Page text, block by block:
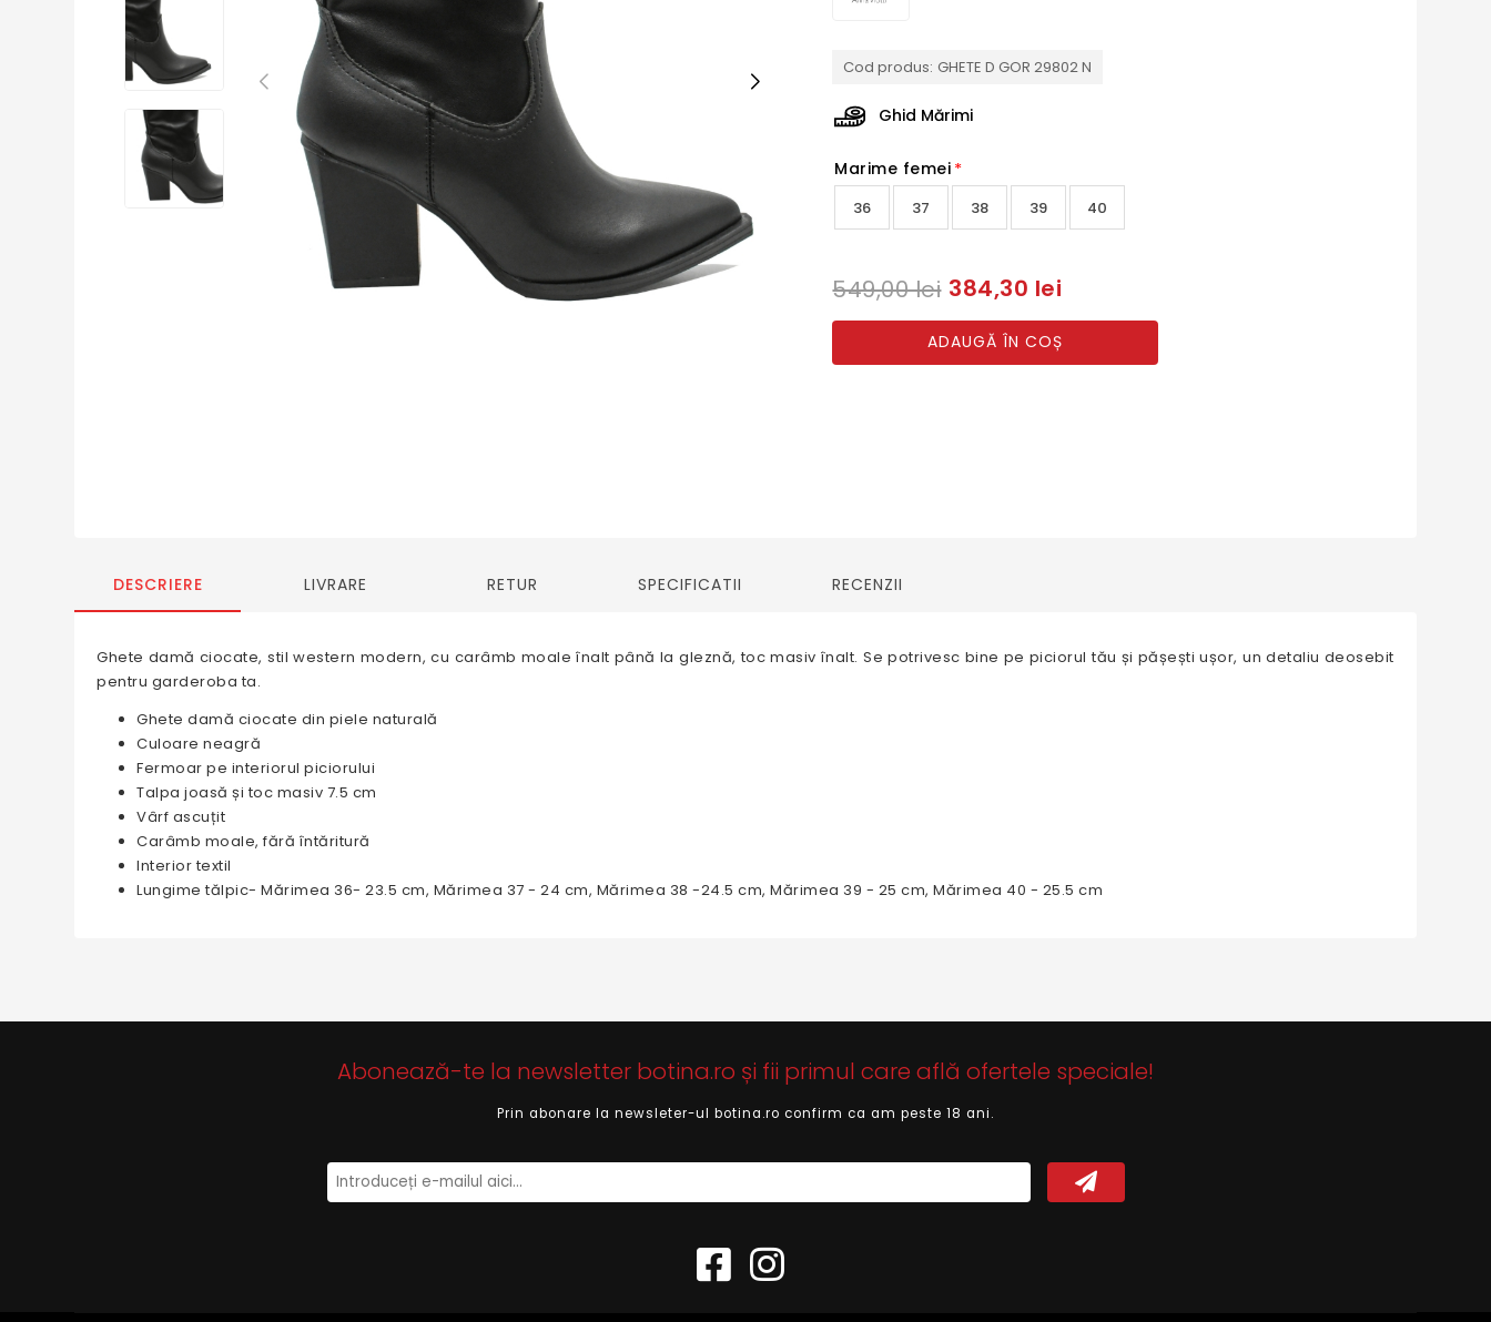
Cod produs: GHETE D GOR 29802 N
Ghid Mărimi
Marime femei *
36 37 38 39 40
549,00 lei 384,30 lei
ADAUGĂ ÎN COȘ
DESCRIERE LIVRARE RETUR SPECIFICATII RECENZII
Ghete damă ciocate, stil western modern, cu carâmb moale înalt până la gleznă, toc masiv înalt. Se potrivesc bine pe piciorul tău și pășești ușor, un detaliu deosebit
pentru garderoba ta.
Ghete damă ciocate din piele naturală
Culoare neagră
Fermoar pe interiorul piciorului
Talpa joasă și toc masiv 7.5 cm
Vârf ascuțit
Carâmb moale, fără întăritură
Interior textil
Lungime tălpic- Mărimea 36- 23.5 cm, Mărimea 37 - 24 cm, Mărimea 38 -24.5 cm, Mărimea 39 - 25 cm, Mărimea 40 - 25.5 cm
Abonează-te la newsletter botina.ro și fii primul care află ofertele speciale!
Prin abonare la newsleter-ul botina.ro confirm ca am peste 18 ani.